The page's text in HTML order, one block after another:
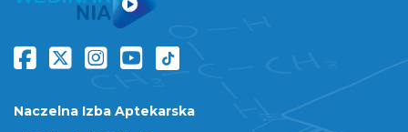
Naczelna Izba Aptekarska